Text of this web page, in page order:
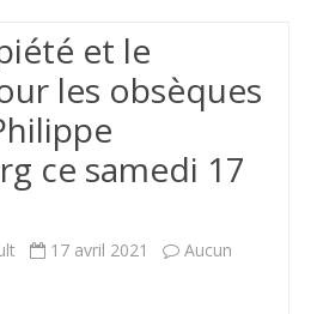
et le
les obsèques
ce samedi 17
17 avril 2021
Aucun